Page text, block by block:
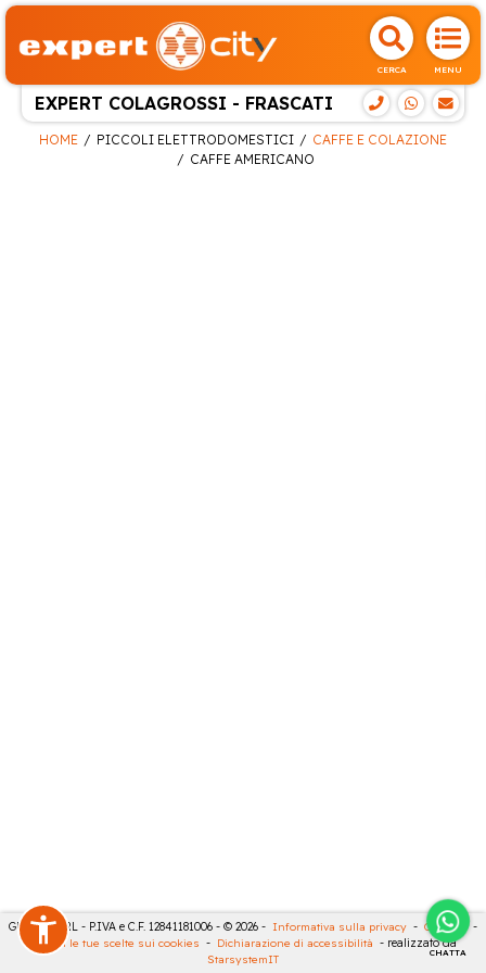
CERCA MENU
EXPERT COLAGROSSI - FRASCATI
CHATTA
HOME PICCOLI ELETTRODOMESTICI
CAFFE E COLAZIONE
CAFFE AMERICANO
GECO 14 SRL - P.IVA e C.F. 12841181006 - © 2026 - Informativa sulla privacy - Cookies
-
Rivedi le tue scelte sui cookies - Dichiarazione di accessibilità - realizzato da
StarsystemIT